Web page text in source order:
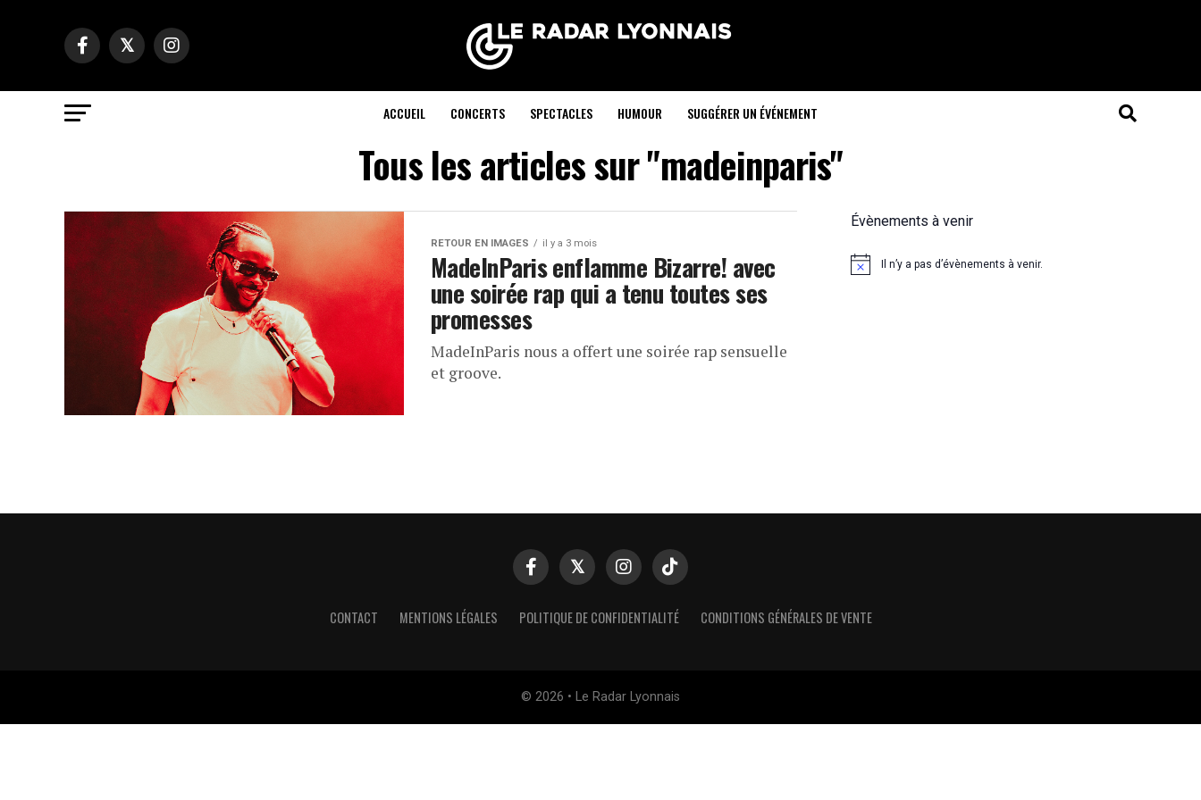
ACCUEIL CONCERTS SPECTACLES HUMOUR SUGGÉRER UN ÉVÉNEMENT
Tous les articles sur "madeinparis"
RETOUR EN IMAGES il y a 3 mois
MadeInParis enflamme Bizarre! avec
une soirée rap qui a tenu toutes ses
promesses
MadeInParis nous a offert une soirée rap sensuelle
et groove.
Évènements à venir
Notice Il n’y a pas d’évènements à venir.
CONTACT MENTIONS LÉGALES POLITIQUE DE CONFIDENTIALITÉ CONDITIONS GÉNÉRALES DE VENTE
© 2026 • Le Radar Lyonnais